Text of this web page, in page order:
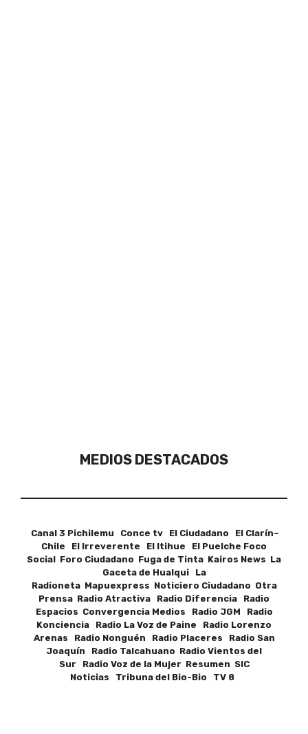
MEDIOS DESTACADOS
Canal 3 Pichilemu Conce tv El Ciudadano El Clarín–
Chile El Irreverente El Itihue El Puelche Foco
Social Foro Ciudadano Fuga de Tinta Kairos News La
Gaceta de Hualqui La
Radioneta Mapuexpress Noticiero Ciudadano Otra
Prensa Radio Atractiva Radio Diferencia Radio
Espacios Convergencia Medios Radio JGM Radio
Konciencia Radio La Voz de Paine Radio Lorenzo
Arenas Radio Nonguén Radio Placeres Radio San
Joaquín Radio Talcahuano Radio Vientos del
Sur Radio Voz de la Mujer Resumen SIC
Noticias Tribuna del Bio-Bio TV 8